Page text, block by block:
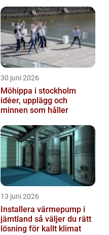
30 juni 2026
Möhippa i stockholm
idéer, upplägg och
minnen som håller
13 juni 2026
Installera värmepump i
jämtland så väljer du rätt
lösning för kallt klimat